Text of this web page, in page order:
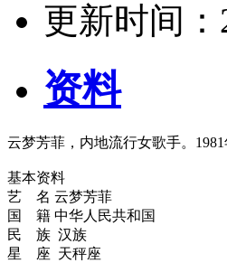
更新时间：
资料
云梦芳菲，内地流行女歌手。
基本资料
艺 名 云梦芳菲
国 籍 中华人民共和国
民 族 汉族
星 座 天秤座